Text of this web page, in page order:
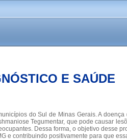
E SAÚDE
do Sul de Minas Gerais. A
Tegumentar, que pode causar
Dessa forma, o objetivo desse
e contribuindo positivamente para que